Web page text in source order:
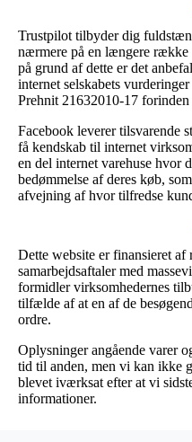
Trustpilot tilbyder dig
nærmere på en længere række
på grund af dette er det
internet selskabets
Prehnit 21632010-17 forinden
Facebook leverer tilsvarende
få kendskab til internet
en del internet varehuse hvor
bedømmelse af deres køb,
afvejning af hvor tilfredse
Dette website er finansieret
samarbejdsaftaler med
formidler virksomhedernes
tilfælde af at en af de
ordre.
Oplysninger angående varer
tid til anden, men vi kan ikke
blevet iværksat efter at vi
informationer.